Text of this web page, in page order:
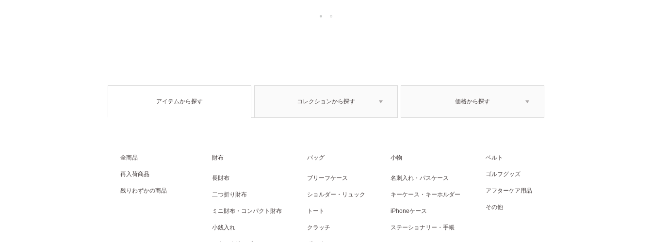
アイテムから探す コレクションから探す 価格から探す
全商品
再入荷商品
残りわずかの商品
財布
長財布
二つ折り財布
ミニ財布・コンパクト財布
小銭入れ
バッグ
ブリーフケース
ショルダー・リュック
トート
クラッチ
小物
名刺入れ・パスケース
キーケース・キーホルダー
iPhoneケース
ステーショナリー・手帳
ベルト
ゴルフグッズ
アフターケア用品
その他